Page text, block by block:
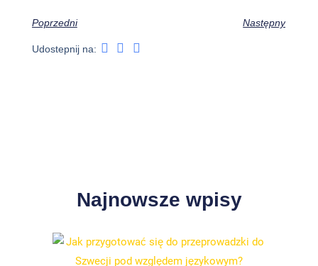
Poprzedni Następny
Udostepnij na:
Najnowsze wpisy